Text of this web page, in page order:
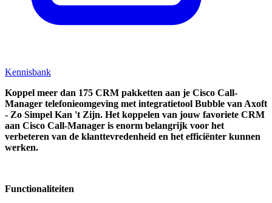
Kennisbank
Koppel meer dan 175 CRM pakketten aan je Cisco Call-
Manager telefonieomgeving met integratietool Bubble van Axoft
- Zo Simpel Kan 't Zijn. Het koppelen van jouw favoriete CRM
aan Cisco Call-Manager is enorm belangrijk voor het
verbeteren van de klanttevredenheid en het efficiënter kunnen
werken.
Functionaliteiten